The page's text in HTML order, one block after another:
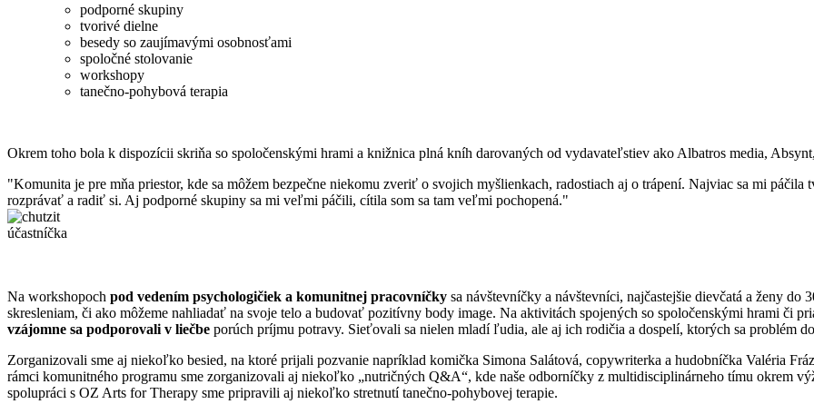
podporné skupiny
tvorivé dielne
besedy so zaujímavými osobnosťami
spoločné stolovanie
workshopy
tanečno-pohybová terapia
Okrem toho bola k dispozícii skriňa so spoločenskými hrami a knižnica plná kníh darovaných od vydavateľstiev ako Albatros media,
"Komunita je pre mňa priestor, kde sa môžem bezpečne niekomu zveriť o svojich myšlienkach, radostiach aj o trápení. Najviac sa mi
rozprávať a radiť si. Aj podporné skupiny sa mi veľmi páčili, cítila som sa tam veľmi pochopená."
účastníčka
Na workshopoch pod vedením psychologičiek a komunitnej pracovníčky sa návštevníčky a návštevníci, najčastejšie dievčatá a ženy
skresleniam, či ako môžeme nahliadať na svoje telo a budovať pozitívny body image. Na aktivitách spojených so spoločenskými hrami či
vzájomne sa podporovali v liečbe porúch príjmu potravy. Sieťovali sa nielen mladí ľudia, ale aj ich rodičia a dospelí, ktorých sa problém
Zorganizovali sme aj niekoľko besied, na ktoré prijali pozvanie napríklad komička Simona Salátová, copywriterka a hudobníčka Valéria
rámci komunitného programu sme zorganizovali aj niekoľko „nutričných Q&A“, kde naše odborníčky z multidisciplinárneho tímu okrem
spolupráci s OZ Arts for Therapy sme pripravili aj niekoľko stretnutí tanečno-pohybovej terapie.